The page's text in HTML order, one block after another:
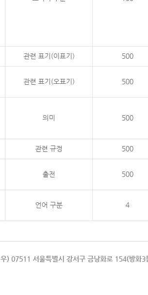
관련 표기(이표기) 500
관련 표기(오표기) 500
의미 500
관련 규정 500
출전 500
언어 구분 4
우) 07511 서울특별시 강서구 금낭화로 154(방화3